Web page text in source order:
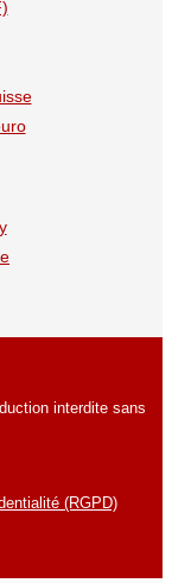
interdite sans
(RGPD)